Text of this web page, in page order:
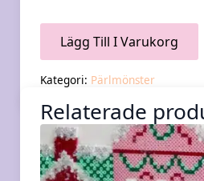
Lägg Till I Varukorg
Kategori: Pärlmönster
Relaterade